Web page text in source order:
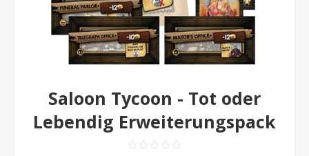
Saloon Tycoon - Tot oder
Lebendig Erweiterungspack